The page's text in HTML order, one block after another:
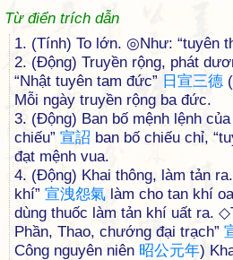
Từ điển trích dẫn
1. (Tính) To lớn. ◎Như: “tuyên
2. (Động) Truyền rộng, phát
“Nhật tuyên tam đức” 日 宣三德
Mỗi ngày truyền rộng ba đức.
3. (Động) Ban bố mệnh lệnh
chiếu” 宣詔 ban bố chiếu chỉ,
đạt mệnh vua.
4. (Động) Khai thông, làm tản
khí” 宣洩怨氣 làm cho tan khí
dùng thuốc làm tản khí uất ra.
Phần, Thao, chướng đại trạch”
Công nguyên niên 昭公元年)